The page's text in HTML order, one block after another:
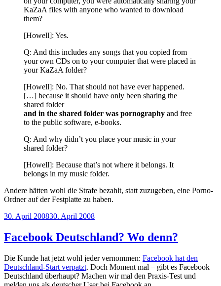
KaZaA files with anyone who wanted to download
them?
[Howell]: Yes.
Q: And this includes any songs that you copied from
your own CDs on to your computer that were placed in
your KaZaA folder?
[Howell]: No. That should not have ever happened.
[…] because it should have only been sharing the
shared folder
and in the shared folder was pornography and free
to the public software, e-books.
Q: And why didn’t you place your music in your
shared folder?
[Howell]: Because that’s not where it belongs. It
belongs in my music folder.
Andere hätten wohl die Strafe bezahlt, statt zuzugeben, eine Porno-
Ordner auf der Festplatte zu haben.
Veröffentlicht
30. April 200830. April 2008
Facebook Deutschland? Wo denn?
Die Kunde hat jetzt wohl jeder vernommen: Facebook hat den
Deutschland-Start verpatzt. Doch Moment mal – gibt es Facebook
Deutschland überhaupt? Machen wir mal den Praxis-Test und